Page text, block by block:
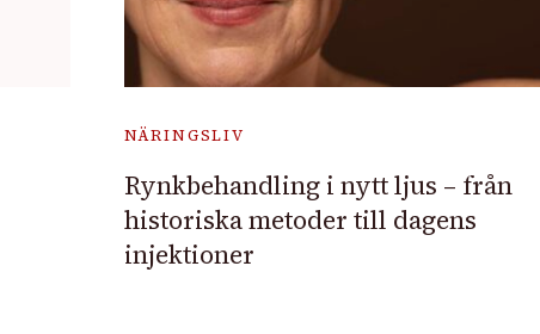
NÄRINGSLIV
Rynkbehandling i nytt ljus – från
historiska metoder till dagens
injektioner